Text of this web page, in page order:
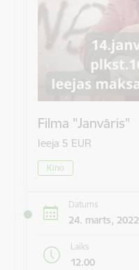
Filma "Janvāris"
Ieeja 5 EUR
Kino
Datums
24. marts, 2022
Laiks
12.00